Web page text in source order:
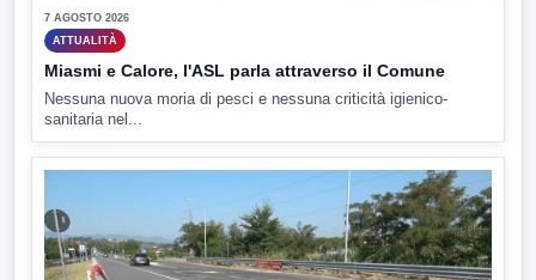
7 AGOSTO 2026
ATTUALITÀ
Miasmi e Calore, l'ASL parla attraverso il Comune
Nessuna nuova moria di pesci e nessuna criticità igienico-
sanitaria nel...